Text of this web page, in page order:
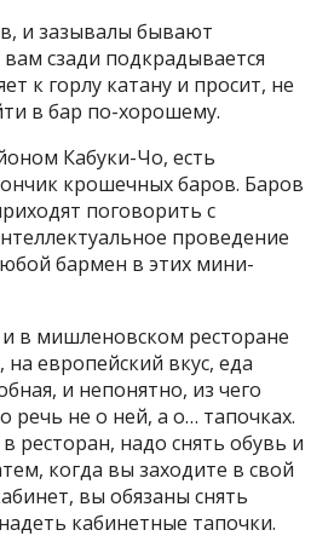
и зазывалы бывают
сзади подкрадывается
к горлу катану и просит, не
в бар по-хорошему.
Кабуки-Чо, есть
крошечных баров. Баров
поговорить с
проведение
бармен в этих мини-
в мишленовском ресторане
на европейский вкус, еда
и непонятно, из чего
речь не о ней, а о… тапочках.
ресторан, надо снять обувь и
когда вы заходите в свой
вы обязаны снять
кабинетные тапочки.